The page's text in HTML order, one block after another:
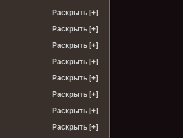
Раскрыть [+]
Раскрыть [+]
Раскрыть [+]
Раскрыть [+]
Раскрыть [+]
Раскрыть [+]
Раскрыть [+]
Раскрыть [+]